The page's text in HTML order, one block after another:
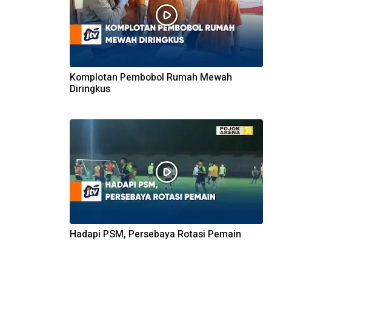
Komplotan Pembobol Rumah Mewah
Diringkus
Hadapi PSM, Persebaya Rotasi Pemain